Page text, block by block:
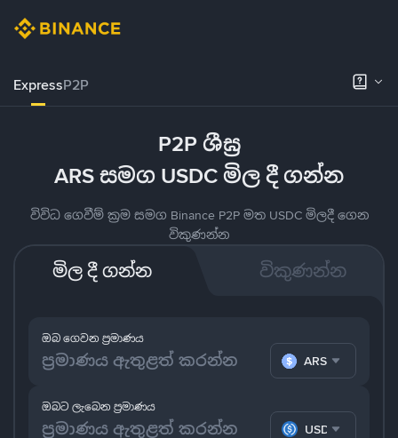
ExpressP2P
P2P ශීඝ්‍ර
ARS සමග USDC මිල දී ගන්න
විවිධ ගෙවීම් ක්‍රම සමග Binance P2P මත USDC මිලදී ගෙන
විකුණන්න
මිල දී ගන්න විකුණන්න
ඔබ ගෙවන ප්‍රමාණය
ARS
ඔබට ලැබෙන ප්‍රමාණය
USDC